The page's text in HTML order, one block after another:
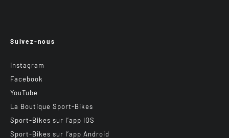
Suivez-nous
Instagram
Facebook
YouTube
La Boutique Sport-Bikes
Sport-Bikes sur l’app IOS
Sport-Bikes sur l’app Android